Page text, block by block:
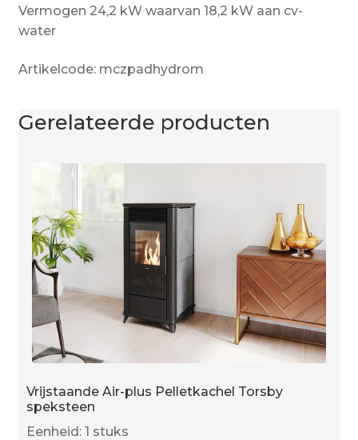
Vermogen 24,2 kW waarvan 18,2 kW aan cv-
water
Artikelcode: mczpadhydrom
Gerelateerde producten
Vrijstaande Air-plus Pelletkachel Torsby
speksteen
Eenheid: 1 stuks